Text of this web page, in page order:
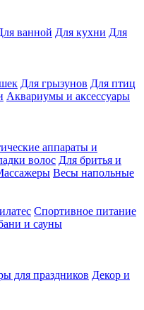
ванной Для кухни Для
Для грызунов Для птиц
Аквариумы и аксессуары
аппараты и
волос Для бритья и
Весы напольные
Спортивное питание
и сауны
для праздников Декор и